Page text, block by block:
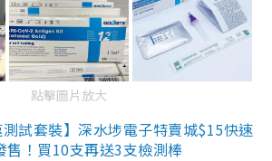
點擊圖片放大
試套裝】深水埗電子特賣城$15快速
售！買10支再送3支檢測棒